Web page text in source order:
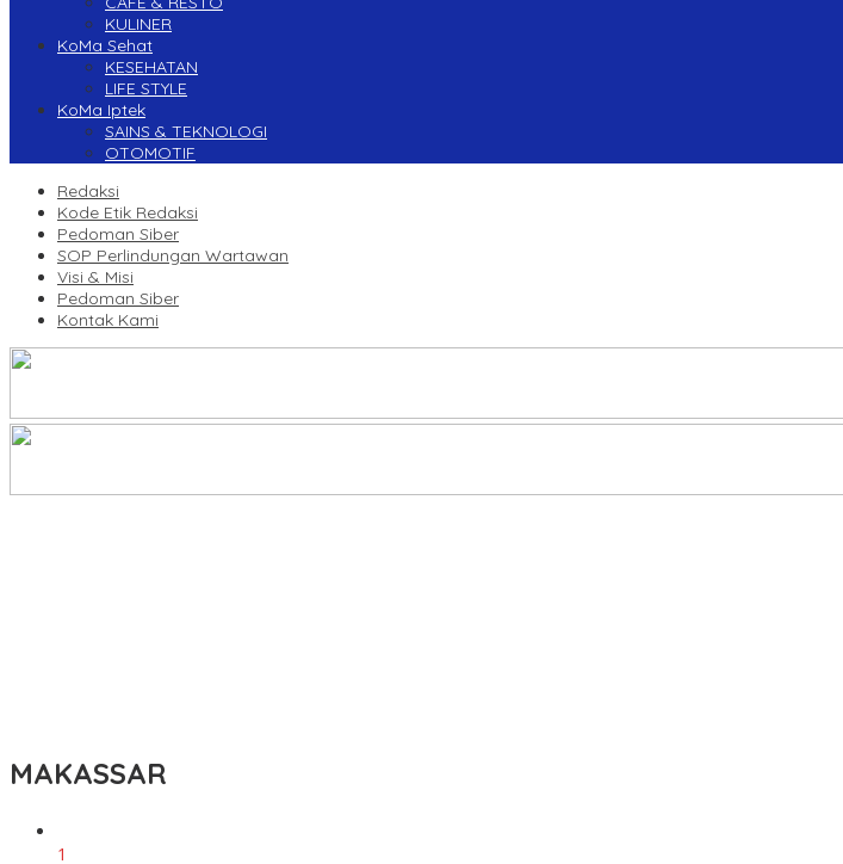
KULINER
KoMa Sehat
KESEHATAN
LIFE STYLE
KoMa Iptek
SAINS & TEKNOLOGI
OTOMOTIF
Redaksi
Kode Etik Redaksi
Pedoman Siber
SOP Perlindungan Wartawan
Visi & Misi
Pedoman Siber
Kontak Kami
MAKASSAR
1